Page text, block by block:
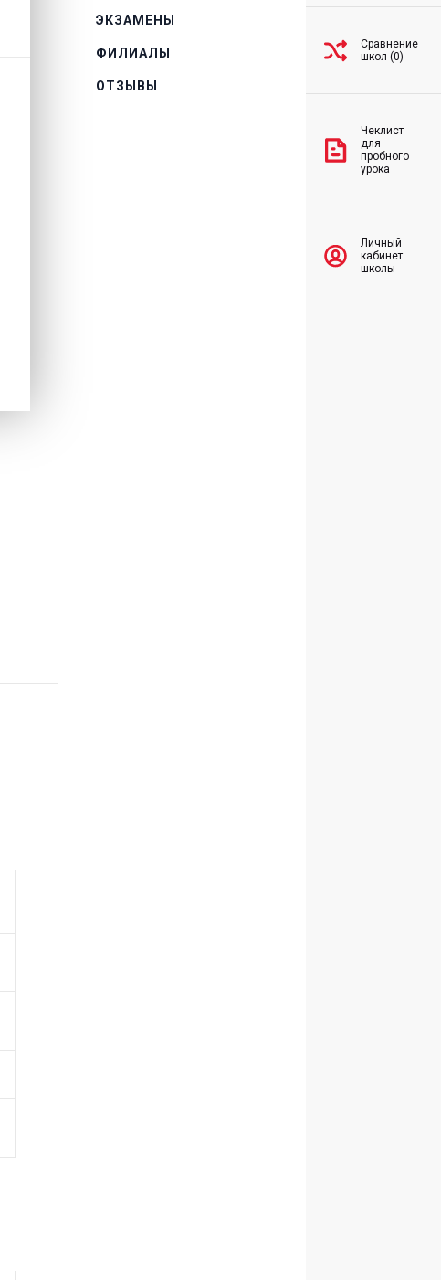
ЭКЗАМЕНЫ
ФИЛИАЛЫ
ОТЗЫВЫ
Сравнение
школ (0)
Чеклист
для
пробного
урока
Личный
кабинет
школы